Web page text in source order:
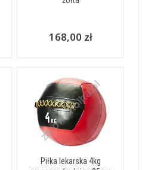
168,00 zł
Piłka lekarska 4kg